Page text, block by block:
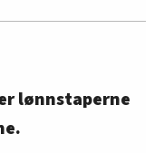
lønnstaperne